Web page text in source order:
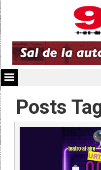
Posts